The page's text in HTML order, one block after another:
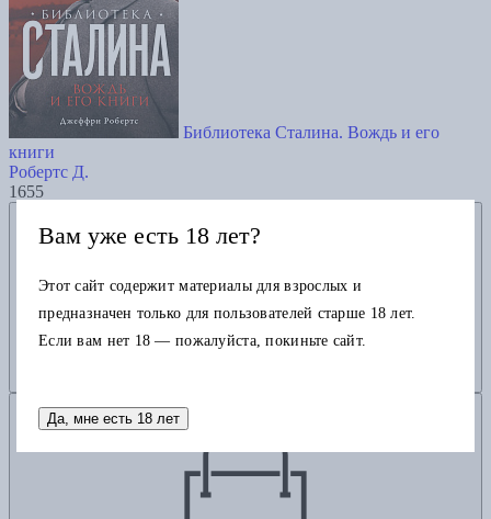
Библиотека Сталина. Вождь и его
книги
Робертс Д.
1655
Добавить в корзину
Вам уже есть 18 лет?
Этот сайт содержит материалы для взрослых и
предназначен только для пользователей старше 18 лет.
Если вам нет 18 — пожалуйста, покиньте сайт.
Да, мне есть 18 лет